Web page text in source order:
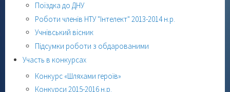
Поїздка до ДНУ
Роботи членів НТУ "Інтелект" 2013-2014 н.р.
Учнівський вісник
Підсумки роботи з обдарованими
Участь в конкурсах
Конкурс «Шляхами героїв»
Конкурси 2015-2016 н.р.